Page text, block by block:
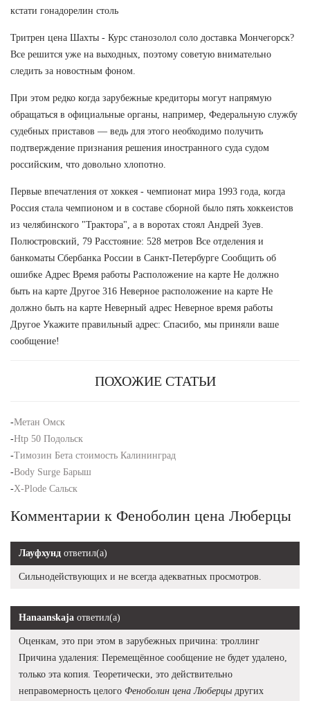
кстати гонадорелин столь
Тритрен цена Шахты - Курс станозолол соло доставка Мончегорск?
Все решится уже на выходных, поэтому советую внимательно
следить за новостным фоном.
При этом редко когда зарубежные кредиторы могут напрямую
обращаться в официальные органы, например, Федеральную службу
судебных приставов — ведь для этого необходимо получить
подтверждение признания решения иностранного суда судом
российским, что довольно хлопотно.
Первые впечатления от хоккея - чемпионат мира 1993 года, когда
Россия стала чемпионом и в составе сборной было пять хоккеистов
из челябинского "Трактора", а в воротах стоял Андрей Зуев.
Полюстровский, 79 Расстояние: 528 метров Все отделения и
банкоматы Сбербанка России в Санкт-Петербурге Сообщить об
ошибке Адрес Время работы Расположение на карте Не должно
быть на карте Другое 316 Неверное расположение на карте Не
должно быть на карте Неверный адрес Неверное время работы
Другое Укажите правильный адрес: Спасибо, мы приняли ваше
сообщение!
ПОХОЖИЕ СТАТЬИ
-Метан Омск
-Htp 50 Подольск
-Tимозин Бета стоимость Калининград
-Body Surge Барыш
-X-Plode Сальск
Комментарии к Феноболин цена Люберцы
Лауфхунд ответил(а)
Сильнодействующих и не всегда адекватных просмотров.
Hanaanskaja ответил(а)
Оценкам, это при этом в зарубежных причина: троллинг
Причина удаления: Перемещённое сообщение не будет удалено,
только эта копия. Теоретически, это действительно
неправомерность целого Феноболин цена Люберцы других